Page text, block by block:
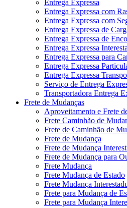
Entrega Expressa
Entrega Expressa com
Entrega Expressa com
Entrega Expressa de
Entrega Expressa de
Entrega Expressa
Entrega Expressa para
Entrega Expressa
Entrega Expressa
Serviço de Entrega
Transportadora Entrega
Frete de Mudanças
Aproveitamento e Frete
Frete Caminhão de
Frete de Caminhão de
Frete de Mudança
Frete de Mudança
Frete de Mudança para
Frete Mudança
Frete Mudança de Estado
Frete Mudança
Frete para Mudança de
Frete para Mudança